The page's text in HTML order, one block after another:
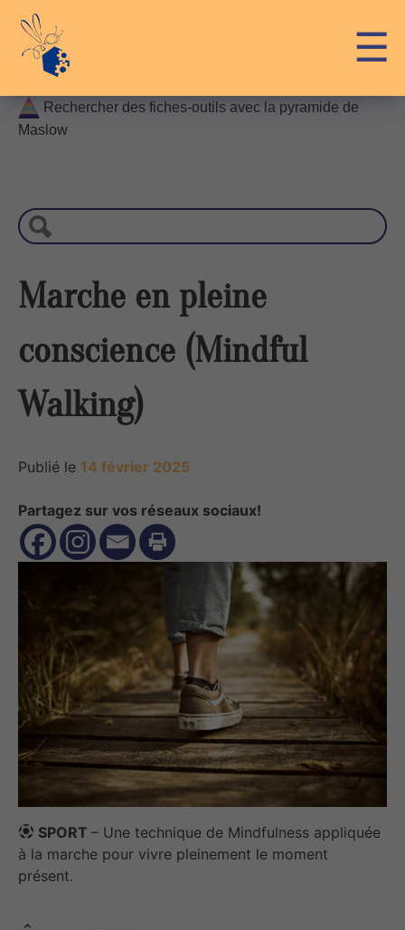
content
☰
Rechercher des fiches-outils avec la pyramide de
Maslow
c
h
r
c
e
Marche en pleine
conscience (Mindful
Walking)
Publié le 14 février 2025
Partagez sur vos réseaux sociaux!
SPORT– Une technique de Mindfulness appliquée
à la marche pour vivre pleinement le moment
présent.